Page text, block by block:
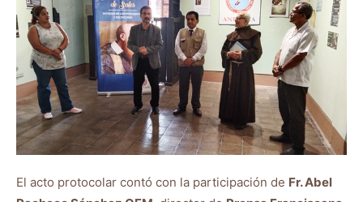
El acto protocolar contó con la participación de Fr. Abel